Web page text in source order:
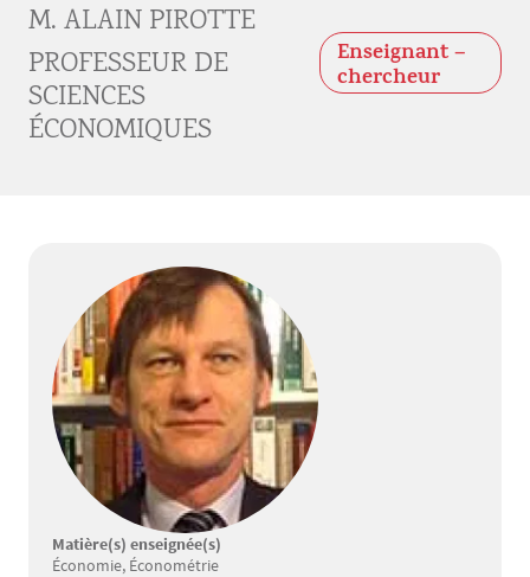
M. ALAIN PIROTTE
PROFESSEUR DE
SCIENCES
ÉCONOMIQUES
Enseignant –
chercheur
Matière(s) enseignée(s)
Économie, Économétrie